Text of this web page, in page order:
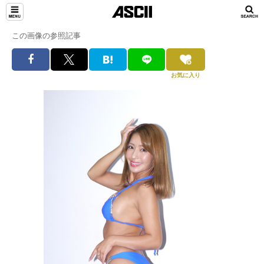
この画像の参照記事
お気に入り